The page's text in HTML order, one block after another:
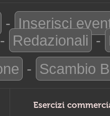
- Inserisci
Redazionali -
- Scambio
Esercizi